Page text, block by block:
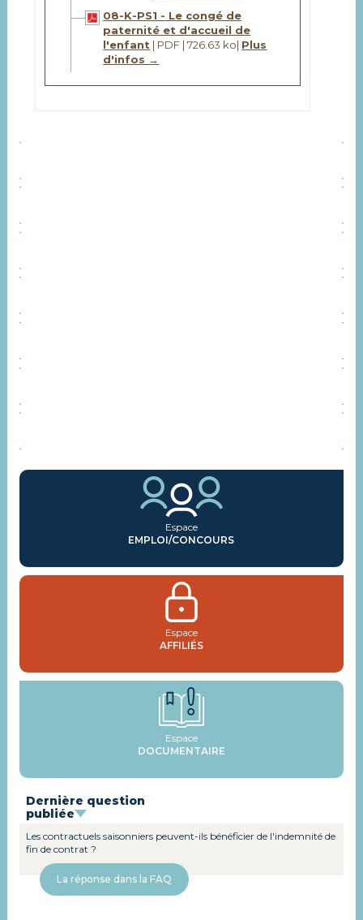
Espace
EMPLOI/CONCOURS
Espace
AFFILIÉS
Espace
DOCUMENTAIRE
Dernière question
publiée
Les contractuels saisonniers peuvent-ils bénéficier de l'indemnité de
fin de contrat ?
La réponse dans la FAQ
08-K-PS1 - Le congé de
paternité et d'accueil de
l'enfant | PDF | 726.63 ko| Plus
d'infos →